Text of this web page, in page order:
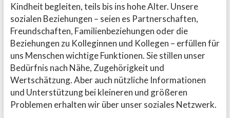
Kindheit begleiten, teils bis ins hohe Alter. Unsere
sozialen Beziehungen – seien es Partnerschaften,
Freundschaften, Familienbeziehungen oder die
Beziehungen zu Kolleginnen und Kollegen – erfüllen für
uns Menschen wichtige Funktionen. Sie stillen unser
Bedürfnis nach Nähe, Zugehörigkeit und
Wertschätzung. Aber auch nützliche Informationen
und Unterstützung bei kleineren und größeren
Problemen erhalten wir über unser soziales Netzwerk.